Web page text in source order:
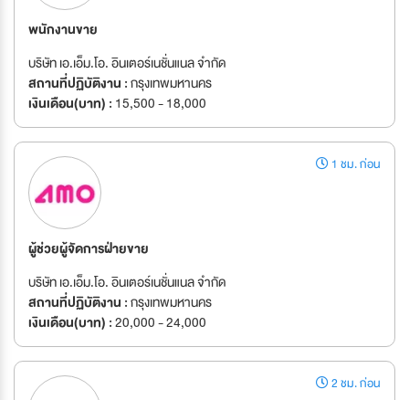
พนักงานขาย
บริษัท เอ.เอ็ม.โอ. อินเตอร์เนชั่นแนล จำกัด
สถานที่ปฏิบัติงาน :กรุงเทพมหานคร
เงินเดือน(บาท) : 15,500 - 18,000
1 ชม. ก่อน
ผู้ช่วยผู้จัดการฝ่ายขาย
บริษัท เอ.เอ็ม.โอ. อินเตอร์เนชั่นแนล จำกัด
สถานที่ปฏิบัติงาน :กรุงเทพมหานคร
เงินเดือน(บาท) :20,000 - 24,000
2 ชม. ก่อน